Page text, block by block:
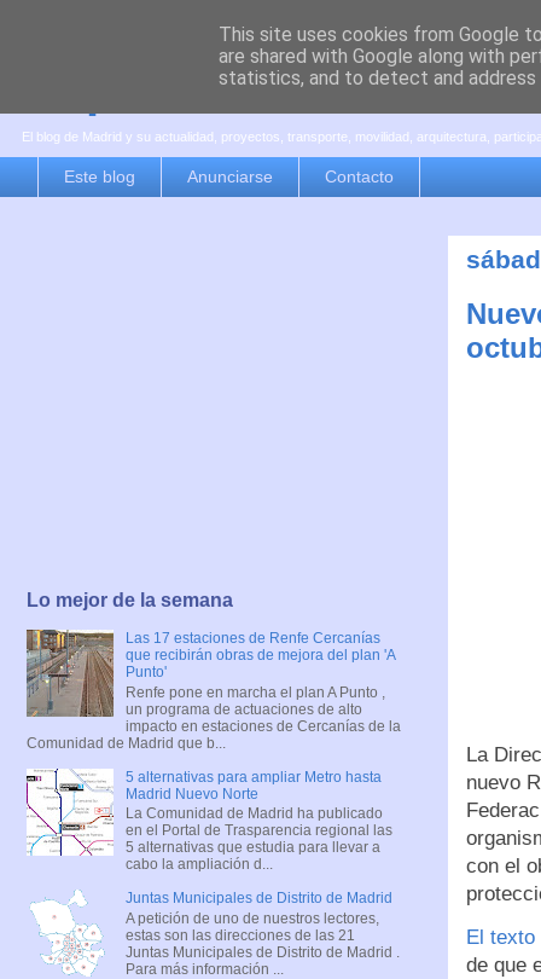
es por madrid
El blog de Madrid y su actualidad, proyectos, transporte, movilidad, arquitectura,
Este blog Anunciarse Contacto
La
nuevo
con el
El texto
de que
Lo mejor de la semana
Las 17 estaciones de Renfe Cercanías
que recibirán obras de mejora del plan 'A
Punto'
Renfe pone en marcha el plan A Punto ,
un programa de actuaciones de alto
impacto en estaciones de Cercanías de la
Comunidad de Madrid que b...
5 alternativas para ampliar Metro hasta
Madrid Nuevo Norte
La Comunidad de Madrid ha publicado
en el Portal de Trasparencia regional las
5 alternativas que estudia para llevar a
cabo la ampliación d...
Juntas Municipales de Distrito de Madrid
A petición de uno de nuestros lectores,
estas son las direcciones de las 21
Juntas Municipales de Distrito de Madrid .
Para más información ...
This site uses cookies from Google
are shared with Google along with
statistics, and to detect and address